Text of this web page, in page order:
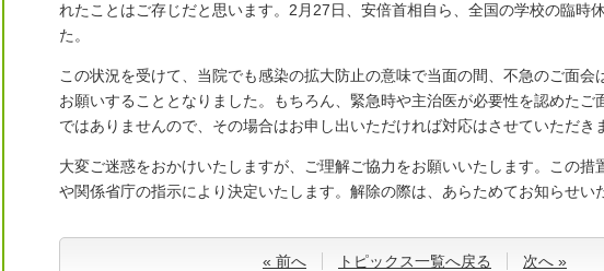
れたことはご存じだと思います。2月27日、安倍首相自ら、全国の学校の臨時
た。
この状況を受けて、当院でも感染の拡大防止の意味で当面の間、不急のご面会
お願いすることとなりました。もちろん、緊急時や主治医が必要性を認めたご
ではありませんので、その場合はお申し出いただければ対応はさせていただき
大変ご迷惑をおかけいたしますが、ご理解ご協力をお願いいたします。この措
や関係省庁の指示により決定いたします。解除の際は、あらためてお知らせい
« 前へ トピックス一覧へ戻る 次へ »